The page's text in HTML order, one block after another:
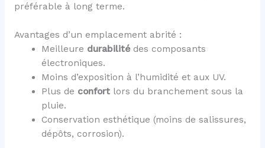
préférable à long terme.
Avantages d’un emplacement abrité :
Meilleure durabilitédes composants
électroniques.
Moins d’exposition à l’humidité et aux UV.
Plus de confort lors du branchement sous la
pluie.
Conservation esthétique (moins de salissures,
dépôts, corrosion).